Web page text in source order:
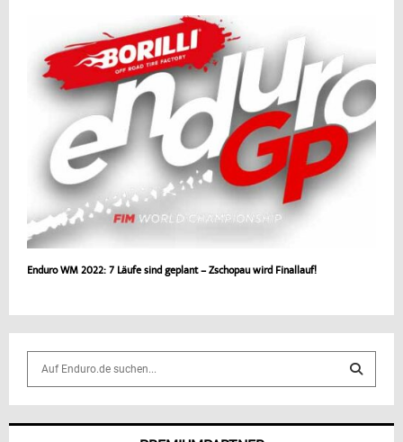
Enduro WM 2022: 7 Läufe sind geplant – Zschopau wird Finallauf!
S